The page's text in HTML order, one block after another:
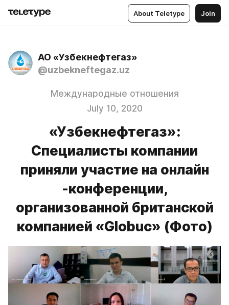
About Teletype Join
АО «Узбекнефтегаз»
@uzbekneftegaz.uz
Международные отношения
July 10, 2020
«Узбекнефтегаз»:
Специалисты компании
приняли участие на онлайн
-конференции,
организованной британской
компанией «Globuc» (Фото)